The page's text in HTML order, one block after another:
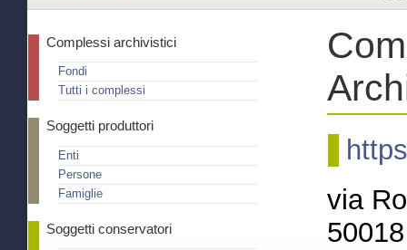
Complessi archivistici
Fondi
Tutti i complessi
Soggetti produttori
Enti
Persone
Famiglie
Soggetti conservatori
via